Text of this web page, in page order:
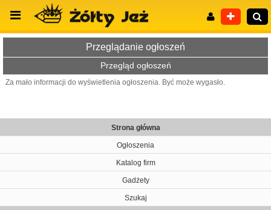
Przeglądanie ogłoszeń
Przegląd ogłoszeń
Za mało informacji do wyświetlenia ogłoszenia. Być może wygasło.
Strona główna
Ogłoszenia
Katalog firm
Gadżety
Szukaj